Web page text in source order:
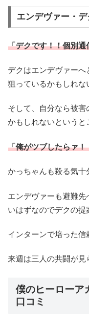
エンデヴァー・
「デクです！！個別通
デクはエンデヴァー
狙っているかもしれな
そして、自分なら被
かもしれないというと
「俺がツブしたらァ！
かっちゃんも殺る気十
エンデヴァーも避難
いはずなのでデクの提
インターンで培った信
来週は三人の共闘が
僕のヒーローア
口コミ